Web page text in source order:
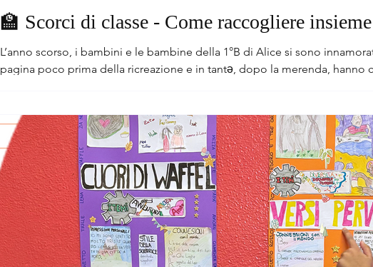
🏫 Scorci di classe - Come raccogliere
L’anno scorso, i bambini e le bambine della 1°B di Alice si sono innamoratə di “Cose cosí e
pagina poco prima della ricreazione e in tantə, dopo la merenda, hanno